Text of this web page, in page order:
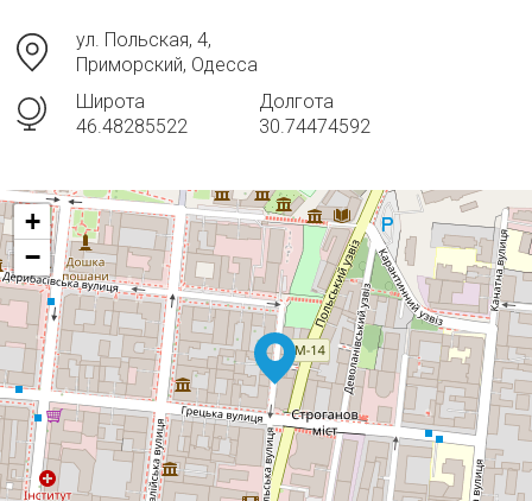
ул. Польская, 4,
Приморский, Одесса
Широта
46.48285522
Долгота
30.74474592
+
−